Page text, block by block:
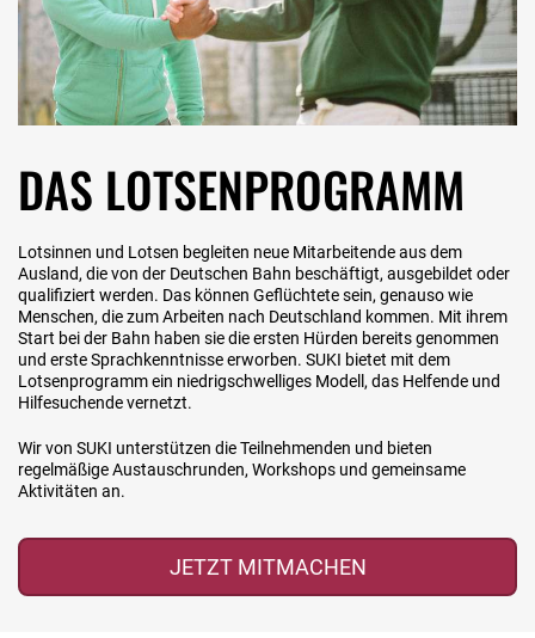
DAS LOTSENPROGRAMM
Lotsinnen und Lotsen begleiten neue Mitarbeitende aus dem
Ausland, die von der Deutschen Bahn beschäftigt, ausgebildet oder
qualifiziert werden. Das können Geflüchtete sein, genauso wie
Menschen, die zum Arbeiten nach Deutschland kommen. Mit ihrem
Start bei der Bahn haben sie die ersten Hürden bereits genommen
und erste Sprachkenntnisse erworben. SUKI bietet mit dem
Lotsenprogramm ein niedrigschwelliges Modell, das Helfende und
Hilfesuchende vernetzt.
Wir von SUKI unterstützen die Teilnehmenden und bieten
regelmäßige Austauschrunden, Workshops und gemeinsame
Aktivitäten an.
JETZT MITMACHEN